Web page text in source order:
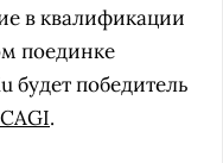
в квалификации
поединке
победитель
.